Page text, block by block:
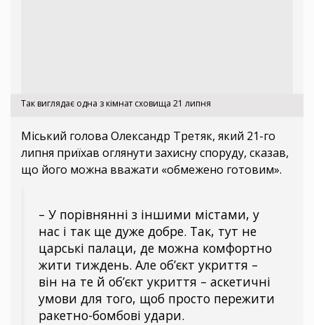
Так виглядає одна з кімнат сховища 21 липня
Міський голова Олександр Третяк, який 21-го
липня приїхав оглянути захисну споруду, сказав,
що його можна вважати «обмежено готовим».
– У порівнянні з іншими містами, у
нас і так ще дуже добре. Так, тут не
царські палаци, де можна комфортно
жити тиждень. Але об’єкт укриття –
він на те й об’єкт укриття – аскетичні
умови для того, щоб просто пережити
ракетно-бомбові удари.